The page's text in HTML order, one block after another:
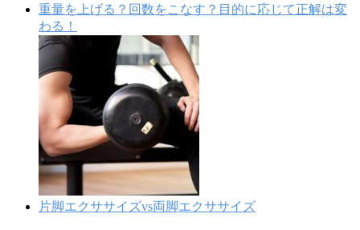
重量を上げる？回数をこなす？目的に応じて正解は変
わる！
片脚エクササイズvs両脚エクササイズ